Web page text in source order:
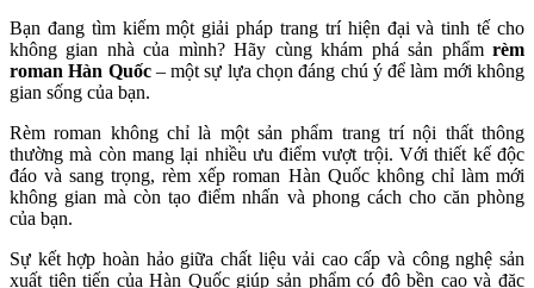
Bạn đang tìm kiếm một giải pháp trang trí hiện đại và tinh tế cho
không gian nhà của mình? Hãy cùng khám phá sản phẩm rèm
roman Hàn Quốc– một sự lựa chọn đáng chú ý để làm mới không
gian sống của bạn.
Rèm roman không chỉ là một sản phẩm trang trí nội thất thông
thường mà còn mang lại nhiều ưu điểm vượt trội. Với thiết kế độc
đáo và sang trọng, rèm xếp roman Hàn Quốc không chỉ làm mới
không gian mà còn tạo điểm nhấn và phong cách cho căn phòng
của bạn.
Sự kết hợp hoàn hảo giữa chất liệu vải cao cấp và công nghệ sản
xuất tiên tiến của Hàn Quốc giúp sản phẩm có độ bền cao và đặc